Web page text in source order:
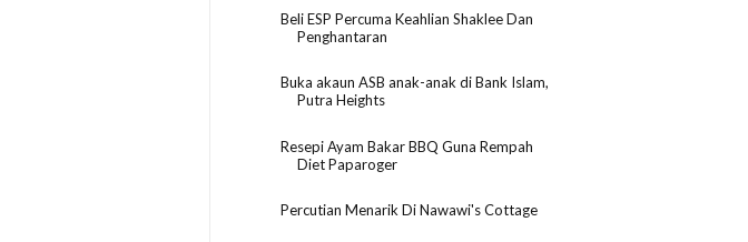
Beli ESP Percuma Keahlian Shaklee Dan
Penghantaran
Buka akaun ASB anak-anak di Bank Islam,
Putra Heights
Resepi Ayam Bakar BBQ Guna Rempah
Diet Paparoger
Percutian Menarik Di Nawawi's Cottage